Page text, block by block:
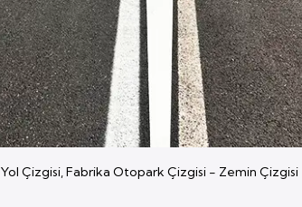
Yol Çizgisi, Fabrika Otopark Çizgisi - Zemin Çizgisi